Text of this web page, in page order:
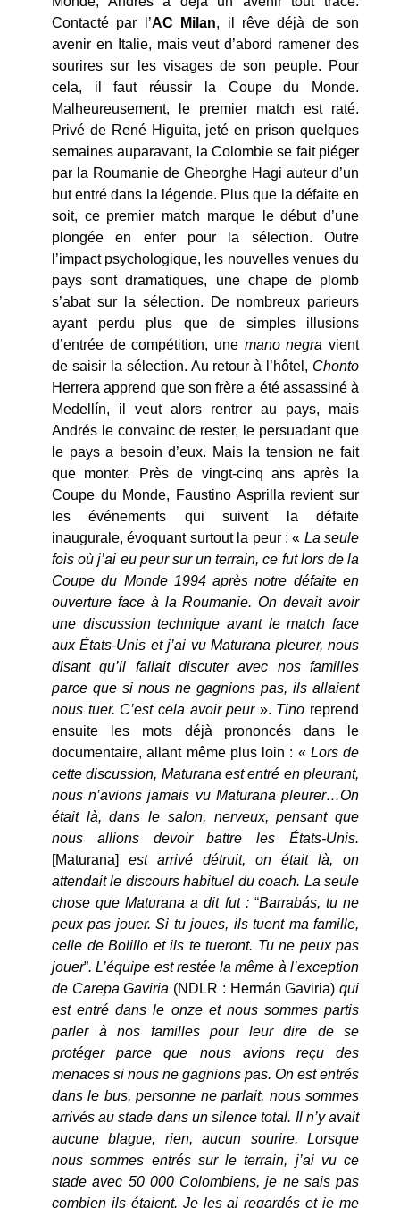
Contacté par l’AC Milan, il rêve déjà de son
avenir en Italie, mais veut d’abord ramener des
sourires sur les visages de son peuple. Pour
cela, il faut réussir la Coupe du Monde.
Malheureusement, le premier match est raté.
Privé de René Higuita, jeté en prison quelques
semaines auparavant, la Colombie se fait piéger
par la Roumanie de Gheorghe Hagi auteur d’un
but entré dans la légende. Plus que la défaite en
soit, ce premier match marque le début d’une
plongée en enfer pour la sélection. Outre
l’impact psychologique, les nouvelles venues du
pays sont dramatiques, une chape de plomb
s’abat sur la sélection. De nombreux parieurs
ayant perdu plus que de simples illusions
d’entrée de compétition, une mano negra vient
de saisir la sélection. Au retour à l’hôtel, Chonto
Herrera apprend que son frère a été assassiné à
Medellín, il veut alors rentrer au pays, mais
Andrés le convainc de rester, le persuadant que
le pays a besoin d’eux. Mais la tension ne fait
que monter. Près de vingt-cinq ans après la
Coupe du Monde, Faustino Asprilla revient sur
les événements qui suivent la défaite
inaugurale, évoquant surtout la peur : « La seule
fois où j’ai eu peur sur un terrain, ce fut lors de la
Coupe du Monde 1994 après notre défaite en
ouverture face à la Roumanie. On devait avoir
une discussion technique avant le match face
aux États-Unis et j’ai vu Maturana pleurer, nous
disant qu’il fallait discuter avec nos familles
parce que si nous ne gagnions pas, ils allaient
nous tuer. C’est cela avoir peur». Tino reprend
ensuite les mots déjà prononcés dans le
documentaire, allant même plus loin : « Lors de
cette discussion, Maturana est entré en pleurant,
nous n’avions jamais vu Maturana pleurer…On
était là, dans le salon, nerveux, pensant que
nous allions devoir battre les États-Unis.
[Maturana] est arrivé détruit, on était là, on
attendait le discours habituel du coach. La seule
chose que Maturana a dit fut : “Barrabás, tu ne
peux pas jouer. Si tu joues, ils tuent ma famille,
celle de Bolillo et ils te tueront. Tu ne peux pas
jouer”. L’équipe est restée la même à l’exception
de Carepa Gaviria (NDLR : Hermán Gaviria)qui
est entré dans le onze et nous sommes partis
parler à nos familles pour leur dire de se
protéger parce que nous avions reçu des
menaces si nous ne gagnions pas. On est entrés
dans le bus, personne ne parlait, nous sommes
arrivés au stade dans un silence total. Il n’y avait
aucune blague, rien, aucun sourire. Lorsque
nous sommes entrés sur le terrain, j’ai vu ce
stade avec 50 000 Colombiens, je ne sais pas
combien ils étaient. Je les ai regardés et je me